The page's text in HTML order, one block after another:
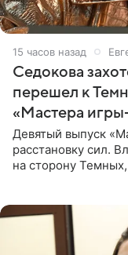
15 часов назад
Седокова
перешел к
«Мастера
Девятый выпуск
расстановку сил.
на сторону